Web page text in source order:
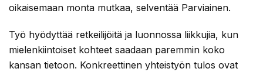
oikaisemaan monta mutkaa, selventää Parviainen.
Työ hyödyttää retkeilijöitä ja luonnossa liikkujia, kun
mielenkiintoiset kohteet saadaan paremmin koko
kansan tietoon. Konkreettinen yhteistyön tulos ovat